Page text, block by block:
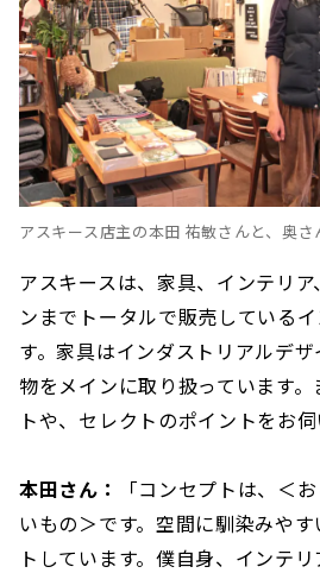
アスキース店主の本田 祐敏さんと、奥さ
アスキースは、家具、インテリ
ンまでトータルで販売している
す。家具はインダストリアルデ
物をメインに取り扱っています
トや、セレクトのポイントをお伺
本田さん：
「コンセプトは、＜
いもの＞です。空間に馴染みや
トしています。僕自身、インテ